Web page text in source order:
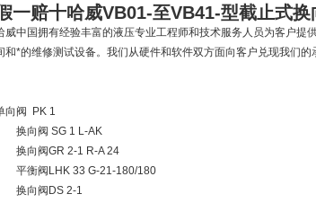
一赔十哈威VB01-至VB41-型截止式换
威中国拥有经验丰富的液压专业工程师和技术服务人员为客户
和*的维修测试设备。我们从硬件和软件双方面向客户兑现我们的
向阀 PK 1
换向阀 SG 1 L-AK
换向阀GR 2-1 R-A 24
平衡阀LHK 33 G-21-180/180
换向阀DS 2-1